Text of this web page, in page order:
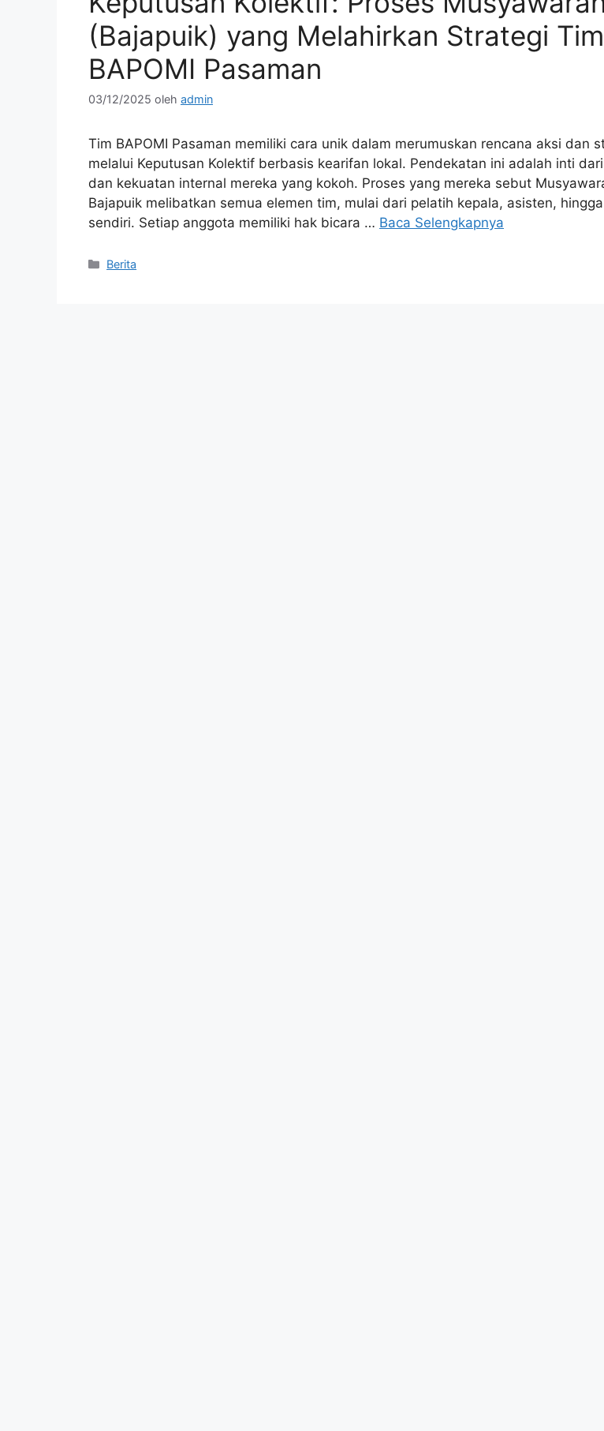
(Bajapuik) yang Melahirkan Strategi Tim
BAPOMI Pasaman
03/12/2025 oleh admin
Tim BAPOMI Pasaman memiliki cara unik dalam merumuskan rencana aksi dan
melalui Keputusan Kolektif berbasis kearifan lokal. Pendekatan ini adalah inti
dan kekuatan internal mereka yang kokoh. Proses yang mereka sebut
Bajapuik melibatkan semua elemen tim, mulai dari pelatih kepala, asisten,
sendiri. Setiap anggota memiliki hak bicara … Baca Selengkapnya
Kategori
Berita